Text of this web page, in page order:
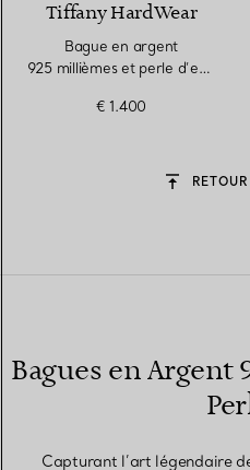
Tiffany HardWear
Bague en argent
925 millièmes et perle d’eau
925 millièmes
€ 1.400
Bagues en Argent
Capturant l’art légendaire